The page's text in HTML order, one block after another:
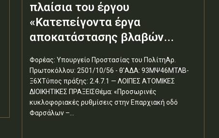
πλαίσια του έργου
«Κατεπείγοντα έργα
αποκατάστασης βλαβών...
Φορέας: Υπουργείο Προστασίας του ΠολίτηΑρ.
Πρωτοκόλλου: 2501/10/56 - θ'ΑΔΑ: 93ΜΨ46ΜΤΛΒ-
Ξ6ΧΤύπος πράξης: 2.4.7.1 — ΛΟΙΠΕΣ ΑΤΟΜΙΚΕΣ
ΔΙΟΙΚΗΤΙΚΕΣ ΠΡΑΞΕΙΣΘέμα: «Προσωρινές
κυκλοφοριακές ρυθμίσεις στην Επαρχιακή οδό
Φαρσάλων –...